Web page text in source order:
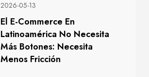
2026-05-13
El E-Commerce En
Latinoamérica No Necesita
Más Botones: Necesita
Menos Fricción